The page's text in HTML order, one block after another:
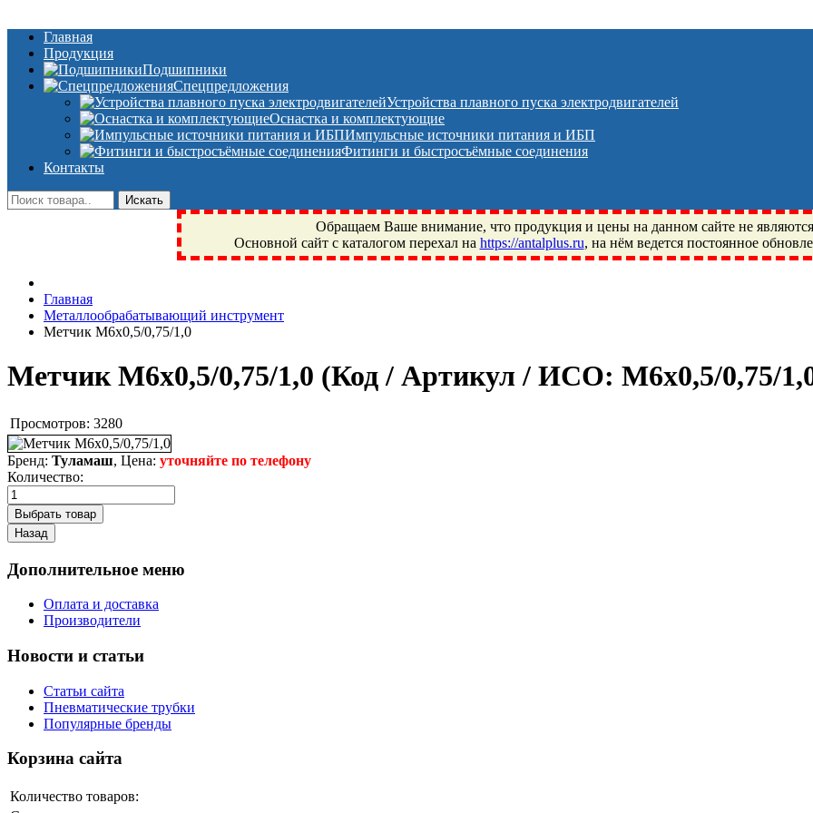
Главная
Продукция
Подшипники
Спецпредложения
Устройства плавного пуска электродвигателей
Оснастка и комплектующие
Импульсные источники питания и ИБП
Фитинги и быстросъёмные соединения
Контакты
Обращаем Ваше внимание, что продукция и цены на данном сайте не
Основной сайт с каталогом перехал на https://antalplus.ru, на нём ведется постоянное
Фрязино, Антал+, плюс, Свердловский, Загорянский, Юбилейный, Щелково, Москва, Пушкино, Королёв, Балашиха,
техника, сварочные аппараты, NIS, NSK, JED, KPT, NXZ, ГПЗ, Neutral, WHX, ZWZ, CRAFT, СПЗ-4, NECTECH, KG,
NTN, SKF, купить, заказать
Главная
Металлообрабатывающий инструмент
Метчик M6x0,5/0,75/1,0
Метчик M6x0,5/0,75/1,0 (Код / Артикул / ИСО: M6x0,5/0,75/
Просмотров: 3280
Бренд: Туламаш, Цена: уточняйте по телефону
Количество:
Дополнительное меню
Оплата и доставка
Производители
Новости и статьи
Статьи сайта
Пневматические трубки
Популярные бренды
Корзина сайта
Количество товаров: